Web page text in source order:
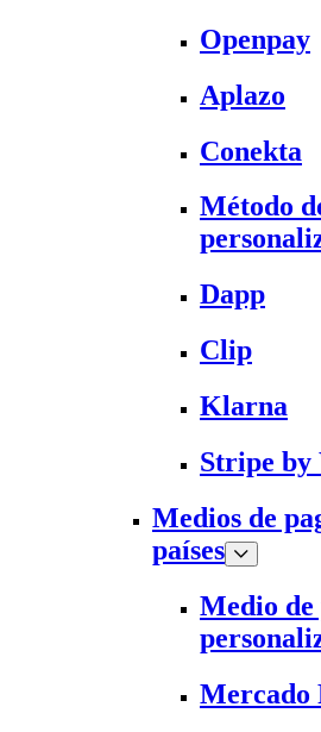
Openpay
Aplazo
Conekta
Método
Dapp
Clip
Klarna
Stripe by
Medios de
países
Medio de
Mercado